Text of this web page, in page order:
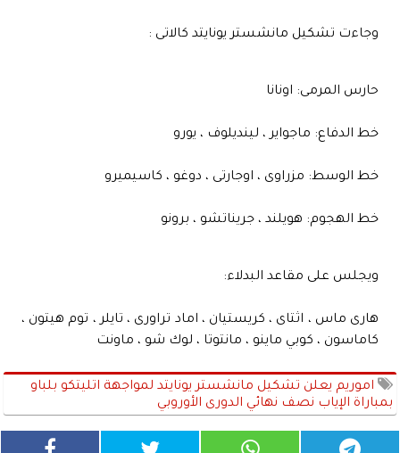
وجاءت تشكيل مانشستر يونايتد كالاتى :
حارس المرمى: اونانا
خط الدفاع: ماجواير ، لينديلوف ، يورو
خط الوسط: مزراوى ، اوجارتى ، دوغو ، كاسيميرو
خط الهجوم: هويلند ، جريناتشو ، برونو
ويجلس على مقاعد البدلاء:
هارى ماس ، اثتاى ، كريستيان ، اماد تراورى ، تايلر ، توم هيتون ،
كاماسون ، كوبي ماينو ، مانتوتا ، لوك شو ، ماونت
اموريم يعلن تشكيل مانشستر يونايتد لمواجهة اتليتكو بلباو
بمباراة الإياب نصف نهائي الدورى الأوروبي